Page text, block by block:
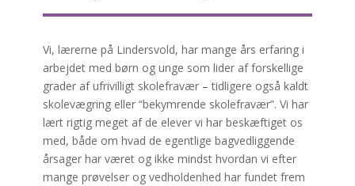
Vi, lærerne på Lindersvold, har mange års erfaring i
arbejdet med børn og unge som lider af forskellige
grader af ufrivilligt skolefravær – tidligere også kaldt
skolevægring eller “bekymrende skolefravær”. Vi har
lært rigtig meget af de elever vi har beskæftiget os
med, både om hvad de egentlige bagvedliggende
årsager har været og ikke mindst hvordan vi efter
mange prøvelser og vedholdenhed har fundet frem